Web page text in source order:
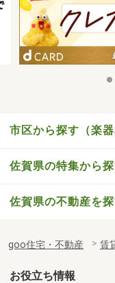
市区から探す（楽器
佐賀県の特集から
佐賀県の不動産を
goo住宅・不動産 賃
お役立ち情報